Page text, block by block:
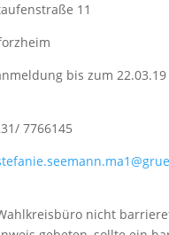
11
bis zum
7766145
nicht